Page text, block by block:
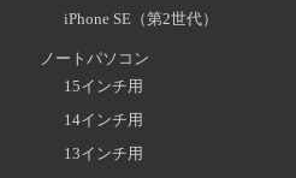
iPhone SE（第2世代）
ノートパソコン
15インチ用
14インチ用
13インチ用